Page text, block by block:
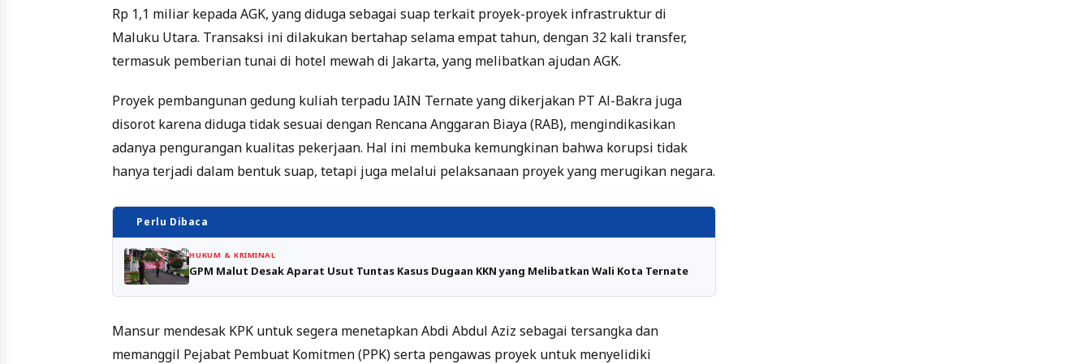
Rp 1,1 miliar kepada AGK, yang diduga sebagai suap terkait proyek-proyek infrastruktur di
Maluku Utara. Transaksi ini dilakukan bertahap selama empat tahun, dengan 32 kali transfer,
termasuk pemberian tunai di hotel mewah di Jakarta, yang melibatkan ajudan AGK.
Proyek pembangunan gedung kuliah terpadu IAIN Ternate yang dikerjakan PT Al-Bakra juga
disorot karena diduga tidak sesuai dengan Rencana Anggaran Biaya (RAB), mengindikasikan
adanya pengurangan kualitas pekerjaan. Hal ini membuka kemungkinan bahwa korupsi tidak
hanya terjadi dalam bentuk suap, tetapi juga melalui pelaksanaan proyek yang merugikan negara.
Perlu Dibaca
HUKUM & KRIMINAL
GPM Malut Desak Aparat Usut Tuntas Kasus Dugaan KKN yang Melibatkan Wali Kota Ternate
Mansur mendesak KPK untuk segera menetapkan Abdi Abdul Aziz sebagai tersangka dan
memanggil Pejabat Pembuat Komitmen (PPK) serta pengawas proyek untuk menyelidiki